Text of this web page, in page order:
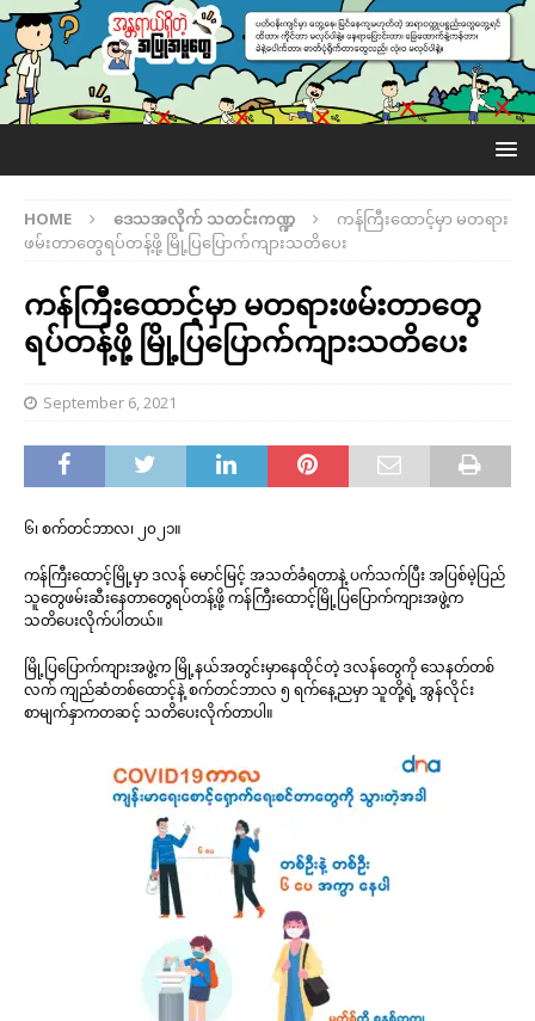
HOME ဒေသအလိုက် သတင်းကဏ္ဍ
ကန်ကြီးထောင့်မှာ မတရား
ဖမ်းတာတွေရပ်တန့်ဖို့ မြို့ပြပြောက်ကျားသတိပေး
ကန်ကြီးထောင့်မှာ မတရားဖမ်းတာတွေ
ရပ်တန့်ဖို့ မြို့ပြပြောက်ကျားသတိပေး
September 6, 2021
၆၊ စက်တင်ဘာလ၊ ၂၀၂၁။
ကန်ကြီးထောင့်မြို့မှာ ဒလန် မောင်မြင့် အသတ်ခံရတာနဲ့ ပက်သက်ပြီး အပြစ်မဲ့ပြည်
သူတွေဖမ်းဆီးနေတာတွေရပ်တန့်ဖို့ ကန်ကြီးထောင့်မြို့ပြပြောက်ကျားအဖွဲ့က
သတိပေးလိုက်ပါတယ်။
မြို့ပြပြောက်ကျားအဖွဲ့က မြို့နယ်အတွင်းမှာနေထိုင်တဲ့ ဒလန်တွေကို သေနတ်တစ်
လက် ကျည်ဆံတစ်ထောင့်နဲ့ စက်တင်ဘာလ ၅ ရက်နေ့ညမှာ သူတို့ရဲ့ အွန်လိုင်း
စာမျက်နှာကတဆင့် သတိပေးလိုက်တာပါ။